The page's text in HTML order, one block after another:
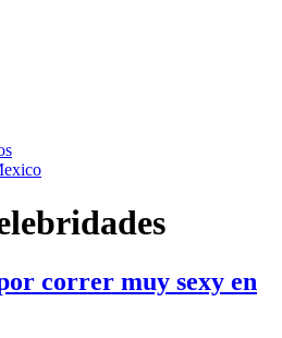
correr muy sexy en